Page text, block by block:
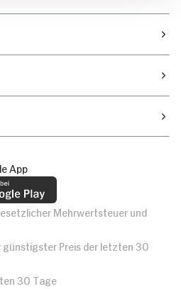
App
Mehrwertsteuer und
Preis der letzten 30
30 Tage